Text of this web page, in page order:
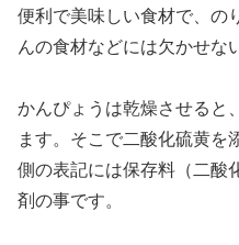
便利で美味しい食材で、の
んの食材などには欠かせな
かんぴょうは乾燥させると
ます。そこで二酸化硫黄を
側の表記には保存料（二酸
剤の事です。